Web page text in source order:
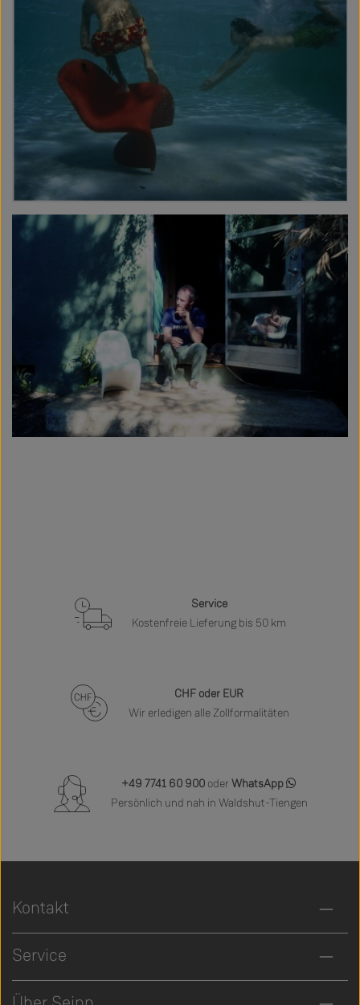
Service
Kostenfreie Lieferung bis 50 km
CHF oder EUR
Wir erledigen alle Zollformalitäten
+49 7741 60 900 oder WhatsApp
Persönlich und nah in Waldshut-Tiengen
Kontakt
Service